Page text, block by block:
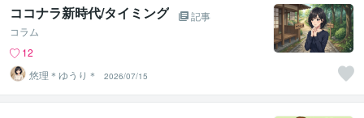
ココナラ新時代/タイミング
記事
コラム
12
悠理＊ゆうり＊
2026/07/15